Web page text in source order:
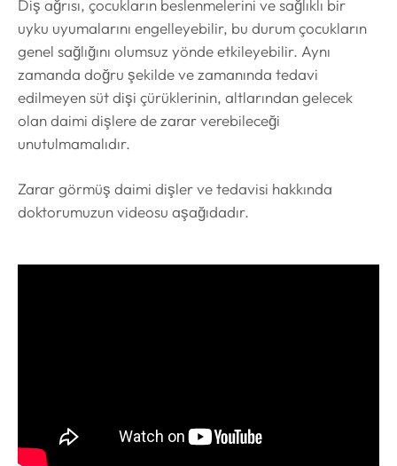
Diş ağrısı, çocukların beslenmelerini ve sağlıklı bir
uyku uyumalarını engelleyebilir, bu durum çocukların
genel sağlığını olumsuz yönde etkileyebilir. Aynı
zamanda doğru şekilde ve zamanında tedavi
edilmeyen süt dişi çürüklerinin, altlarından gelecek
olan daimi dişlere de zarar verebileceği
unutulmamalıdır.
Zarar görmüş daimi dişler ve tedavisi hakkında
doktorumuzun videosu aşağıdadır.